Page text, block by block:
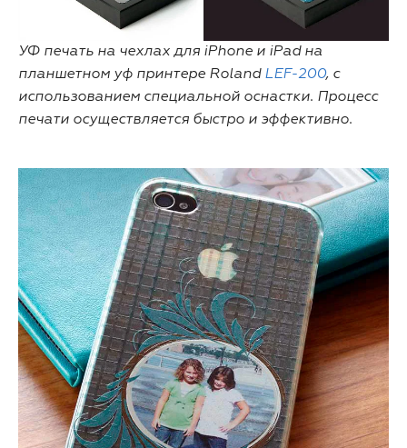
УФ печать на чехлах для iPhone и iPad на
планшетном уф принтере Roland LEF-200, с
использованием специальной оснастки. Процесс
печати осуществляется быстро и эффективно.